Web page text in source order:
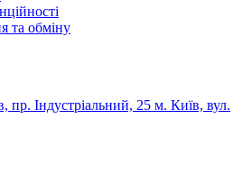
та обміну
пр. Індустріальний, 25 м. Київ, вул.